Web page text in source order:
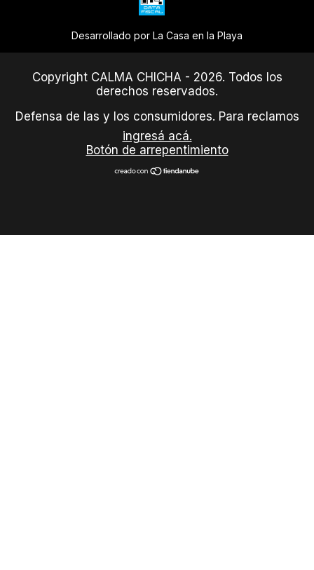
Desarrollado por La Casa en la Playa
Copyright CALMA CHICHA - 2026. Todos los
derechos reservados.
Defensa de las y los consumidores. Para reclamos
ingresá acá.
Botón de arrepentimiento